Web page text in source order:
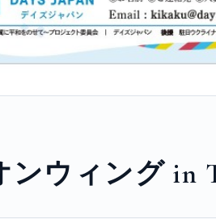
ウィング in